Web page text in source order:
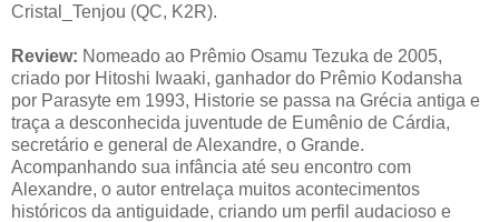
Cristal_Tenjou (QC, K2R).
Review: Nomeado ao Prêmio Osamu Tezuka de 2005,
criado por Hitoshi Iwaaki, ganhador do Prêmio Kodansha
por Parasyte em 1993, Historie se passa na Grécia antiga e
traça a desconhecida juventude de Eumênio de Cárdia,
secretário e general de Alexandre, o Grande.
Acompanhando sua infância até seu encontro com
Alexandre, o autor entrelaça muitos acontecimentos
históricos da antiguidade, criando um perfil audacioso e